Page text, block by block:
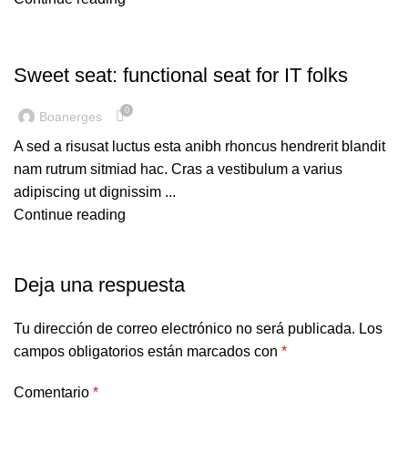
Sweet seat: functional seat for IT folks
Boanerges 0
A sed a risusat luctus esta anibh rhoncus hendrerit blandit
nam rutrum sitmiad hac. Cras a vestibulum a varius
adipiscing ut dignissim ...
Continue reading
Deja una respuesta
Tu dirección de correo electrónico no será publicada. Los
campos obligatorios están marcados con *
Comentario *